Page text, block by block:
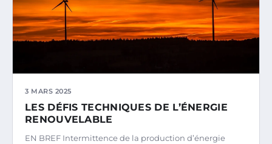
3 MARS 2025
LES DÉFIS TECHNIQUES DE L’ÉNERGIE
RENOUVELABLE
EN BREF Intermittence de la production d’énergie